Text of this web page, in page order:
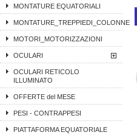
MONTATURE EQUATORIALI
MONTATURE_TREPPIEDI_COLONNE
MOTORI_MOTORIZZAZIONI
OCULARI
OCULARI RETICOLO
ILLUMINATO
OFFERTE del MESE
PESI - CONTRAPPESI
PIATTAFORMA EQUATORIALE